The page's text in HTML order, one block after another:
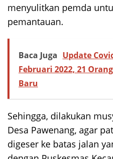
menyulitkan pemda
pemantauan.
Baca Juga Update
Februari 2022, 21
Baru
Sehingga, dilakukan
Desa Pawenang, agar
digeser ke batas jalan